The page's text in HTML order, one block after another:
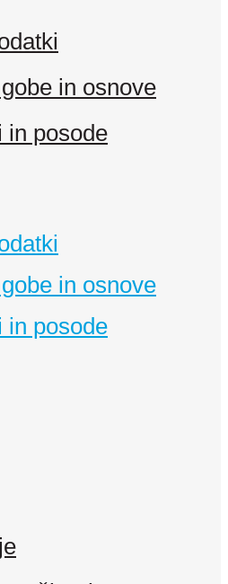
in osnove
in posode
in osnove
in posode